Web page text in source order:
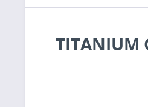
TITANIUM